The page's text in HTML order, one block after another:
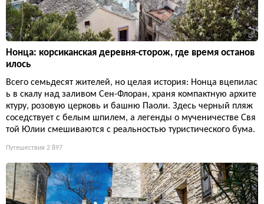
Нонца: корсиканская деревня-сторож, где время останов
илось
Всего семьдесят жителей, но целая история: Нонца вцепилас
ь в скалу над заливом Сен-Флоран, храня компактную архите
ктуру, розовую церковь и башню Паоли. Здесь черный пляж
соседствует с белым шпилем, а легенды о мученичестве Свя
той Юлии смешиваются с реальностью туристического бума.
Путешествия 2 897